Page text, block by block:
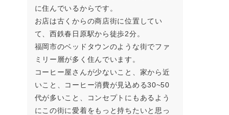
に住んでいるからです。
お店は古くからの商店街に位置してい
て、西鉄春日原駅から徒歩2分。
福岡市のベッドタウンのような街でファ
ミリー層が多く住んでいます。
コーヒー屋さんが少ないこと、家から近
いこと、コーヒー消費が見込める30~50
代が多いこと、コンセプトにもあるよう
にこの街に愛着をもっと持ちたいと思っ